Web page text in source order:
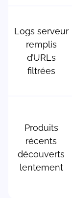
Logs serveur
remplis
d’URLs
filtrées
Produits
récents
découverts
lentement